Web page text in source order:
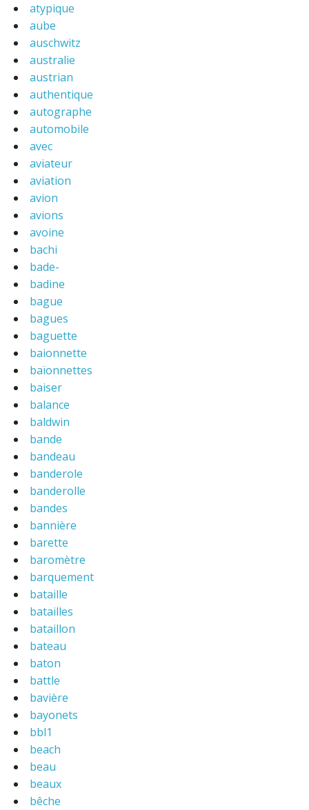
atypique
aube
auschwitz
australie
austrian
authentique
autographe
automobile
avec
aviateur
aviation
avion
avions
avoine
bachi
bade-
badine
bague
bagues
baguette
baionnette
baïonnettes
baiser
balance
baldwin
bande
bandeau
banderole
banderolle
bandes
bannière
barette
baromètre
barquement
bataille
batailles
bataillon
bateau
baton
battle
bavière
bayonets
bbl1
beach
beau
beaux
bêche